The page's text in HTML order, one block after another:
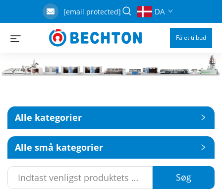
[email protected] DA
Få et tilbud
Alle kategorier
Alle små kategorier
Søg